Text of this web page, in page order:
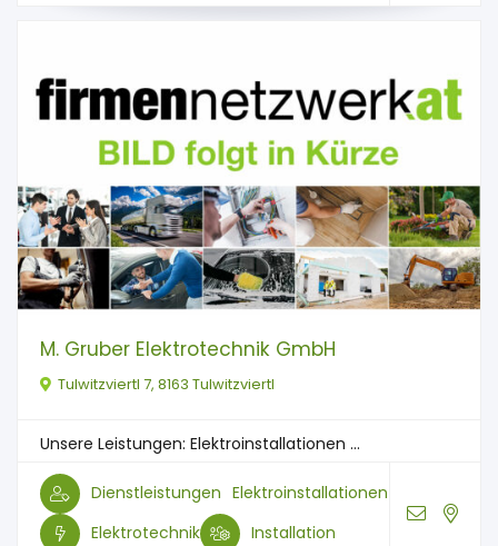
M. Gruber Elektrotechnik GmbH
Tulwitzviertl 7, 8163 Tulwitzviertl
Unsere Leistungen: Elektro­installationen ...
Dienstleistungen Elektroinstallationen
Elektrotechnik
Installation